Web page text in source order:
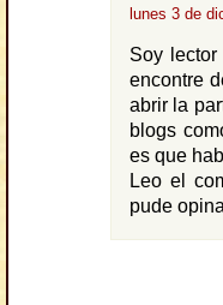
lunes 3 de
Soy
encontre
abrir la
blogs
es que
Leo el
pude